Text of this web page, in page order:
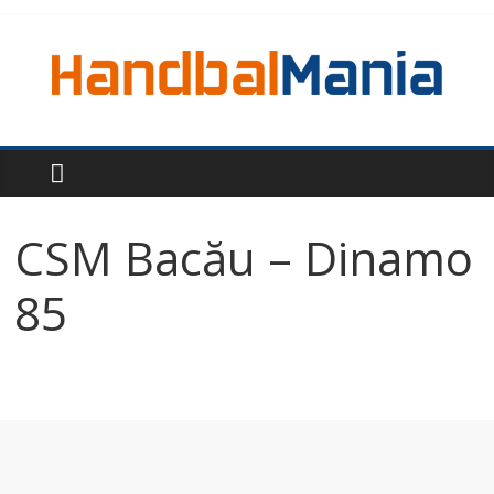
CSM Bacău – Dinamo
85